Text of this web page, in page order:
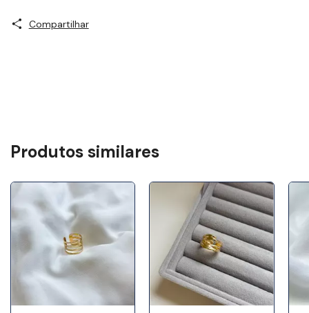
Compartilhar
Produtos similares